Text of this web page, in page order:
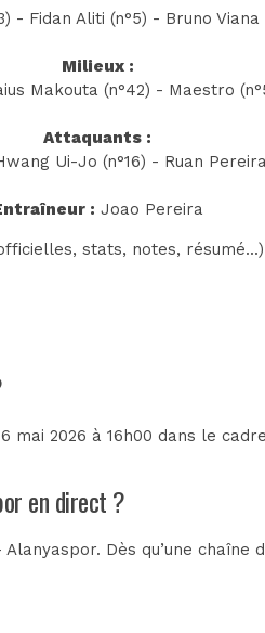
- Fidan Aliti (n°5) - Bruno Viana
Milieux :
Makouta (n°42) - Maestro
Attaquants :
Ui-Jo (n°16) - Ruan
: Joao Pereira
stats, notes,
mai 2026 à 16h00 dans le
en direct ?
Dès qu’une